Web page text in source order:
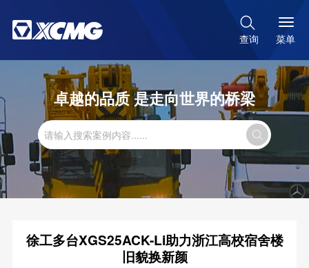

查询 菜单
卓越的品质 是走向世界的桥梁

徐工多台XGS25ACK-Li助力浙江高校宿舍楼
旧貌换新颜